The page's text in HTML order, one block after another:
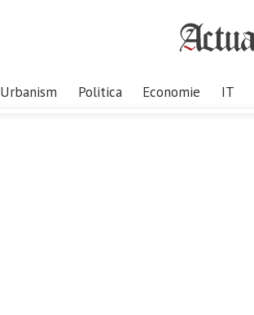
Urbanism Politica Economie IT